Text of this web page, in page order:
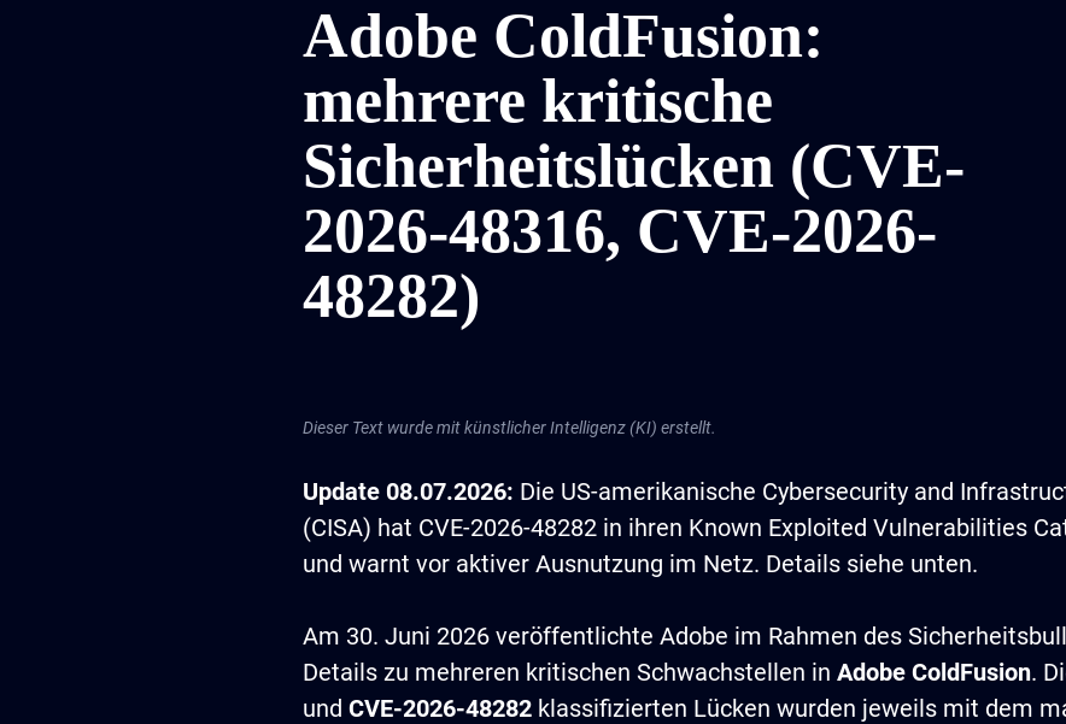
Adobe ColdFusion:
mehrere kritische
Sicherheitslücken (CVE-
2026-48316, CVE-2026-
48282)
Dieser Text wurde mit künstlicher Intelligenz (KI) erstellt.
Update 08.07.2026: Die US-amerikanische Cybersecurity and
(CISA) hat CVE-2026-48282 in ihren Known Exploited Vulnerabilities
und warnt vor aktiver Ausnutzung im Netz. Details siehe unten.
Am 30. Juni 2026 veröffentlichte Adobe im Rahmen des
Details zu mehreren kritischen Schwachstellen in Adobe ColdFusion.
und CVE-2026-48282klassifizierten Lücken wurden jeweils mit dem